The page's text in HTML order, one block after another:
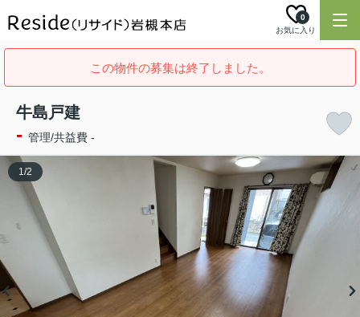
お気に入り
0
この物件の募集は終了しました。
牛島戸建
- 管理/共益費 -
1/2